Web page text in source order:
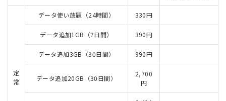
定
常
データ使い放題（24時間） 330円
データ追加1GB（7日間） 390円
データ追加3GB（30日間） 990円
データ追加20GB（30日間）
2,700
円